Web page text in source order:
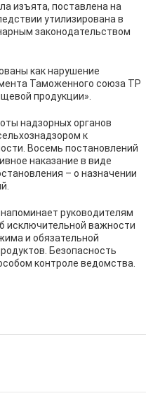
изъята, поставлена на
утилизирована в
законодательством
как нарушение
Таможенного союза ТР
продукции».
надзорных органов
к
Восемь постановлений
наказание в виде
– о назначении
руководителям
исключительной важности
и обязательной
Безопасность
контроле ведомства.